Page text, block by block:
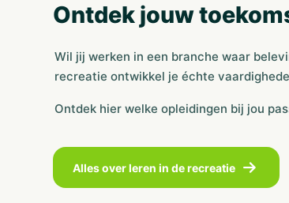
Ontdek jouw
Wil jij werken in een branche waar
recreatie ontwikkel je échte
Ontdek hier welke opleidingen bij jou
Alles over leren in de recreatie